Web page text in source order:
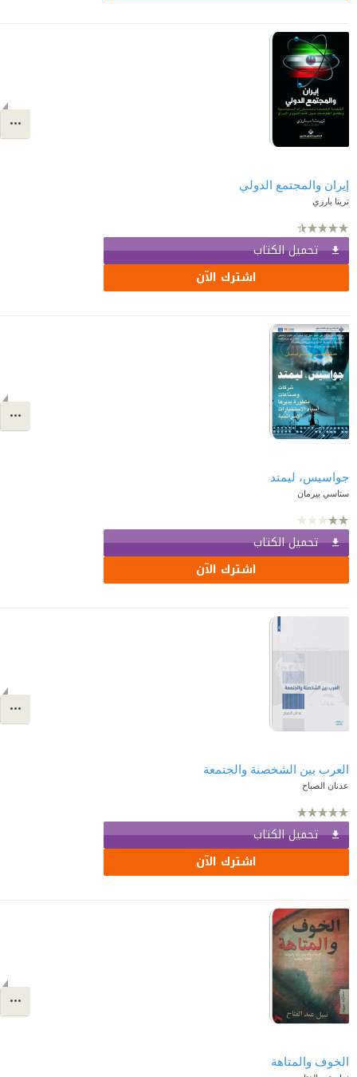
إيران والمجتمع الدولي
تريتا بارزي
تحميل الكتاب
اشترك الآن
جواسيس، ليمتد
ستاسي بيرمان
تحميل الكتاب
اشترك الآن
العرب بين الشخصنة والجتمعة
عدنان الصباح
تحميل الكتاب
اشترك الآن
الخوف والمتاهة